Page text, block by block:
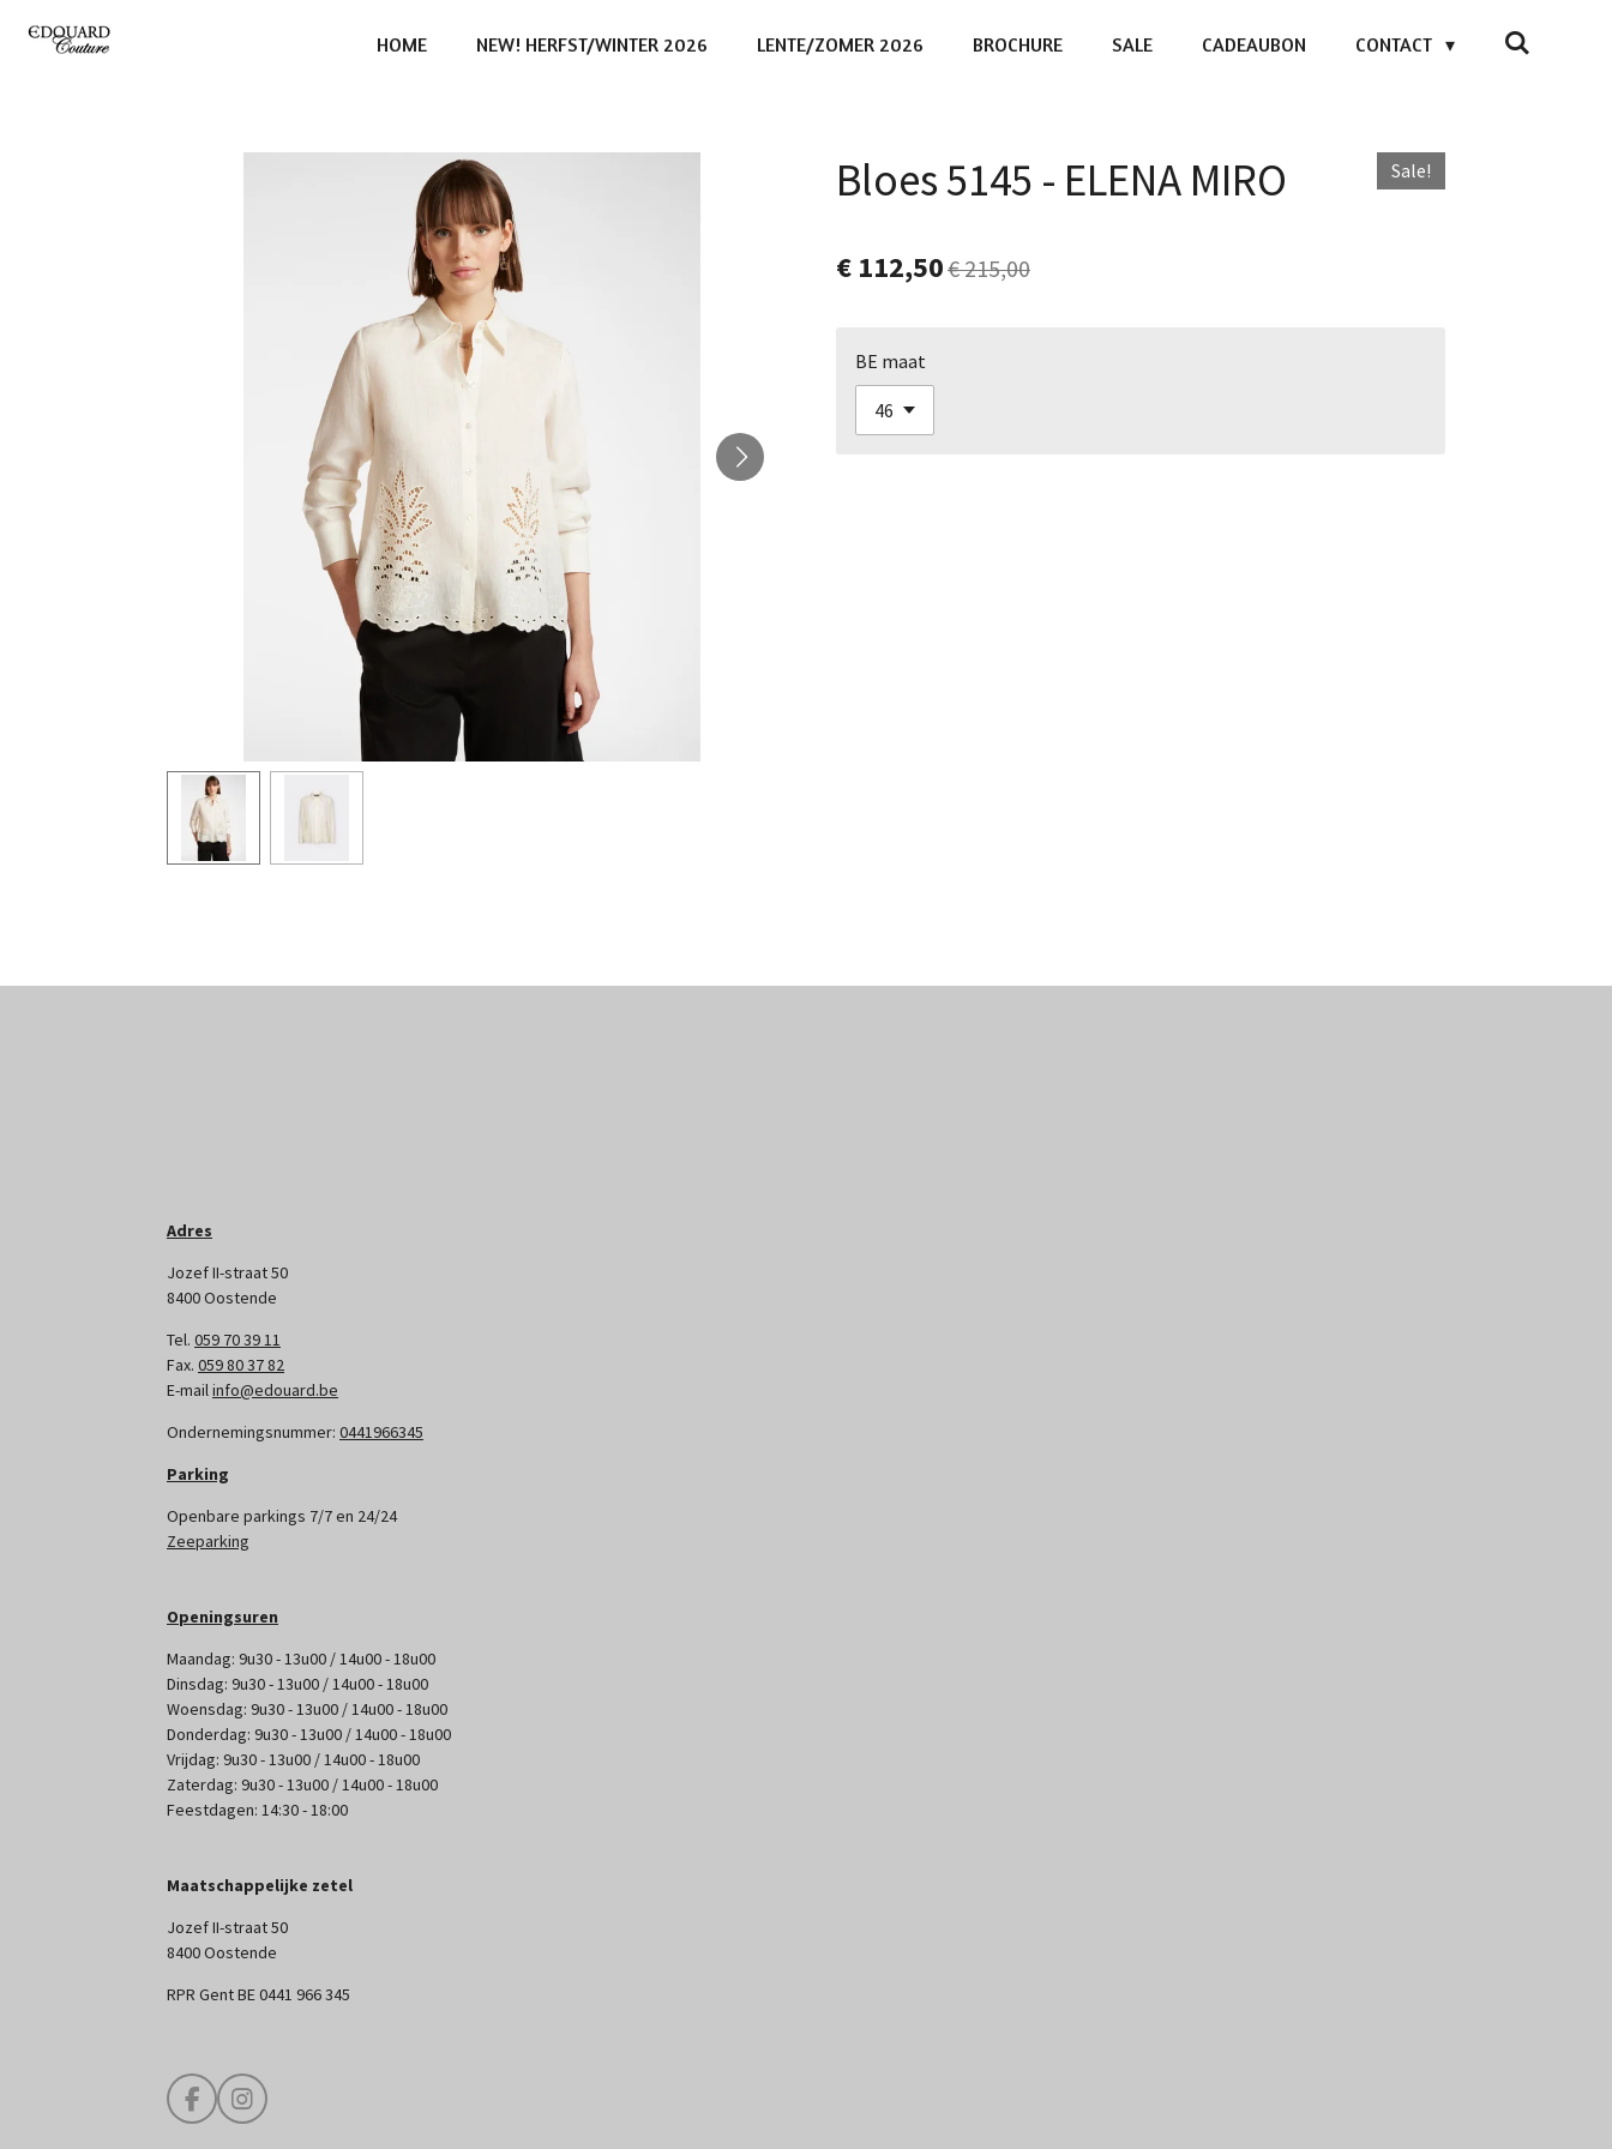
Ga
direct
HOME NEW! HERFST/WINTER 2026 LENTE/ZOMER 2026 BROCHURE SALE CADEAUBON CONTACT
Bloes 5145 - ELENA MIRO Sale!
€ 112,50€ 215,00
BE maat
Adres
Jozef II-straat 50
8400 Oostende
Tel. 059 70 39 11
Fax. 059 80 37 82
E-mailinfo@edouard.be
Ondernemingsnummer: 0441966345
Parking
Openbare parkings 7/7 en 24/24
Zeeparking
Openingsuren
Maandag: 9u30 - 13u00 / 14u00 - 18u00
Dinsdag: 9u30 - 13u00 / 14u00 - 18u00
Woensdag: 9u30 - 13u00 / 14u00 - 18u00
Donderdag: 9u30 - 13u00 / 14u00 - 18u00
Vrijdag: 9u30 - 13u00 / 14u00 - 18u00
Zaterdag: 9u30 - 13u00 / 14u00 - 18u00
Feestdagen: 14:30 - 18:00
Maatschappelijke zetel
Jozef II-straat 50
8400 Oostende
RPR Gent BE 0441 966 345
F
a
I
n